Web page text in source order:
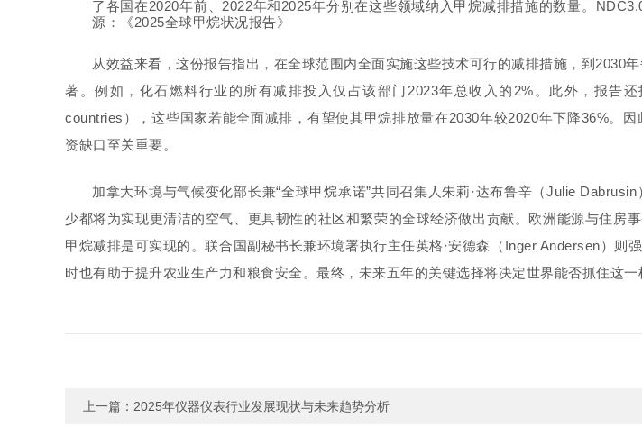
了各国在2020年前、2022年和2025年分别在这些领域纳入甲烷减排措施的数量。
源：《2025全球甲烷状况报告》
从效益来看，这份报告指出，在全球范围内全面实施这些技术可行的减排措施，到2030
著。例如，化石燃料行业的所有减排投入仅占该部门2023年总收入的2%。此外，报告
countries）
，这些国家若能全面减排，有望使其甲烷排放量在2030年较2020年下降36%。
资缺口至关重要。
加拿大环境与气候变化部长兼“全球甲烷承诺”共同召集人朱莉·达布鲁辛 （Julie Dabrusin
少都将为实现更清洁的空气、更具韧性的社区和繁荣的全球经济做出贡献。欧洲能源与住房
甲烷减排是可实现的。联合国副秘书长兼环境署执行主任英格·安德森
（Inger Andersen） 则
时也有助于提升农业生产力和粮食安全。最终，未来五年的关键选择将决定世界能否抓住这
上一篇： 2025年仪器仪表行业发展现状与未来趋势分析